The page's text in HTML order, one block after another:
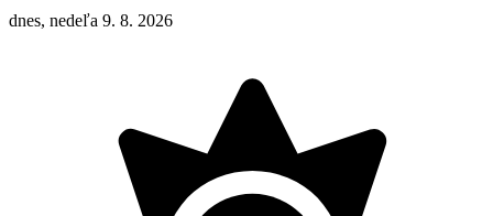
dnes, nedeľa 9. 8. 2026